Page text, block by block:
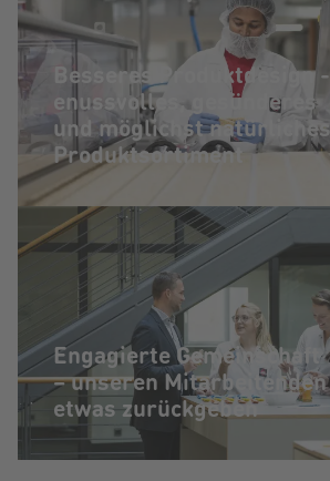
Besseres Produktdesign -
enussvolles, gesünderes
und möglichst natürliches
Produktsortiment
Engagierte Gemeinschaft
– unseren Mitarbeitenden
etwas zurückgeben